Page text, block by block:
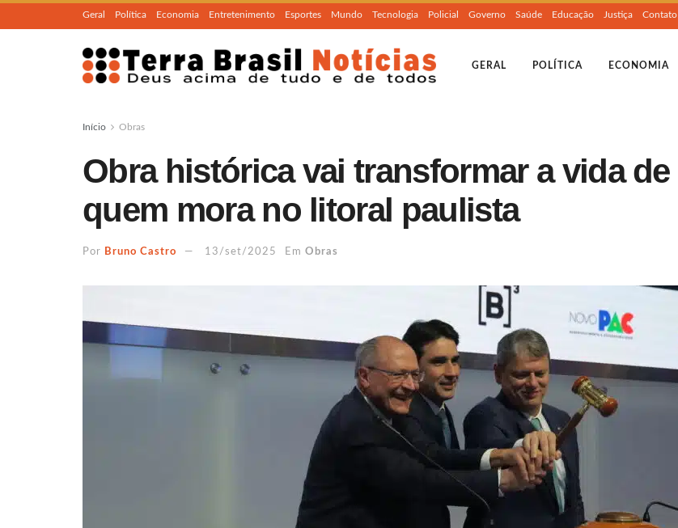
Geral Política Economia Entretenimento Esportes Mundo Tecnologia Policial Governo Saúde Educação Justiça Contato
GERAL POLÍTICA ECONOMIA
Início Obras
Obra histórica vai transformar a vida de
quem mora no litoral paulista
Por Bruno Castro 13/set/2025 Em Obras